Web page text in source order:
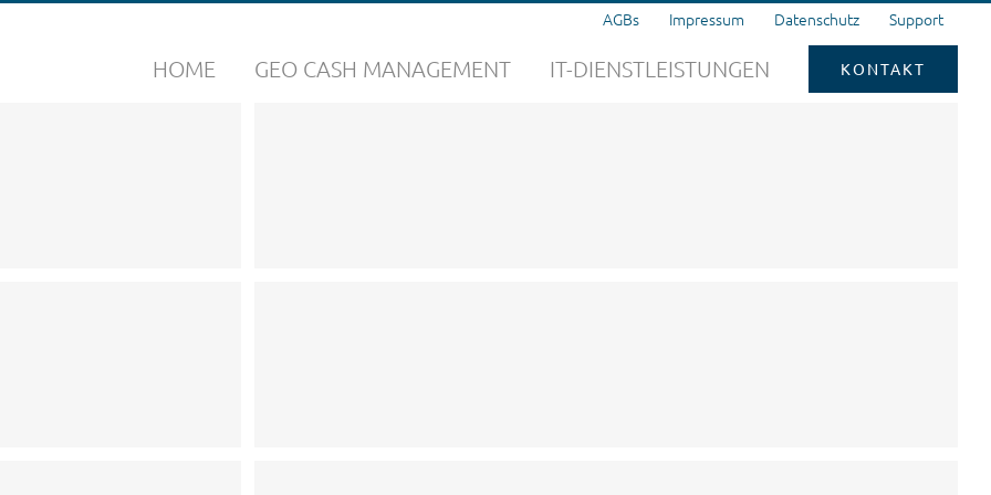
AGBs Impressum Datenschutz Support
HOME GEO CASH MANAGEMENT IT-DIENSTLEISTUNGEN KONTAKT